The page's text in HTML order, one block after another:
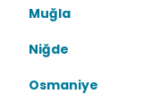
Muğla
Niğde
Osmaniye